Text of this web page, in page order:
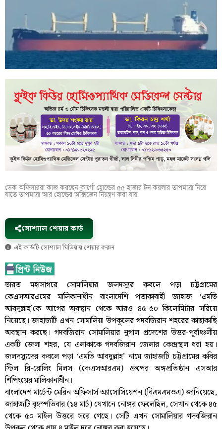
ডেক অফিসাররা কাজ করছেন কার্গো হোল্ডের ৫৫ হাজার টন কয়লার তাপমাত্রা নিয়ে
যাতে তাপমাত্রা আর হোল্ডের অক্সিজেন নিয়ন্ত্রণ করা যায়
সোশ্যাল শেয়ার কার্ড
এই কার্ডটি সোশ্যাল মিডিয়ায় শেয়ার করুন
ভারত মহাসাগরে সোমালিয়ার জলদস্যুর কবলে পড়া চট্টগ্রামের
কেএসআরএমের মালিকানাধীন বাংলাদেশি পতাকাবাহী জাহাজ ‘এমভি
আবদুল্লাহ’কে আগের অবস্থান থেকে আরও ৪৫-৫০ কিলোমিটার সরিয়ে
নিয়েছে। জাহাজটি এখন সোমালিয়া উপকূলের গদবজিরান শহরের কাছাকাছি
অবস্থান করছে। গদবজিরান সোমালিয়ার নুগাল প্রদেশের উত্তর-পূর্বাঞ্চলীয়
একটি জেলা শহর, যে এলাকাকে গদবজিরান জেলার কেন্দ্রস্থল ধরা হয়।
জলদস্যুদের কবলে পড়া ‘এমভি আবদুল্লাহ’ নামে জাহাজটি চট্টগ্রামের কবির
স্টিল রি-রোলিং মিলস (কেএসআরএম) গ্রুপের অঙ্গপ্রতিষ্ঠান এসআর
শিপিংয়ের মালিকানাধীন।
বাংলাদেশ মার্চেন্ট মেরিন অফিসার্স অ্যাসোসিয়েশন (বিএমএমওএ) জানিয়েছে,
জাহাজটি বৃহস্পতিবার (১৪ মার্চ) যেখানে নোঙ্গর ফেলেছিল, সেখান থেকে ৪৫
থেকে ৫০ মাইল উত্তরে সরে গেছে। সেটি এখন সোমালিয়ার গদবজিরান